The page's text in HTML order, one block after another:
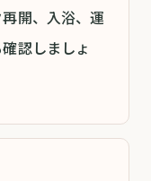
開、入浴、運
認しましょ